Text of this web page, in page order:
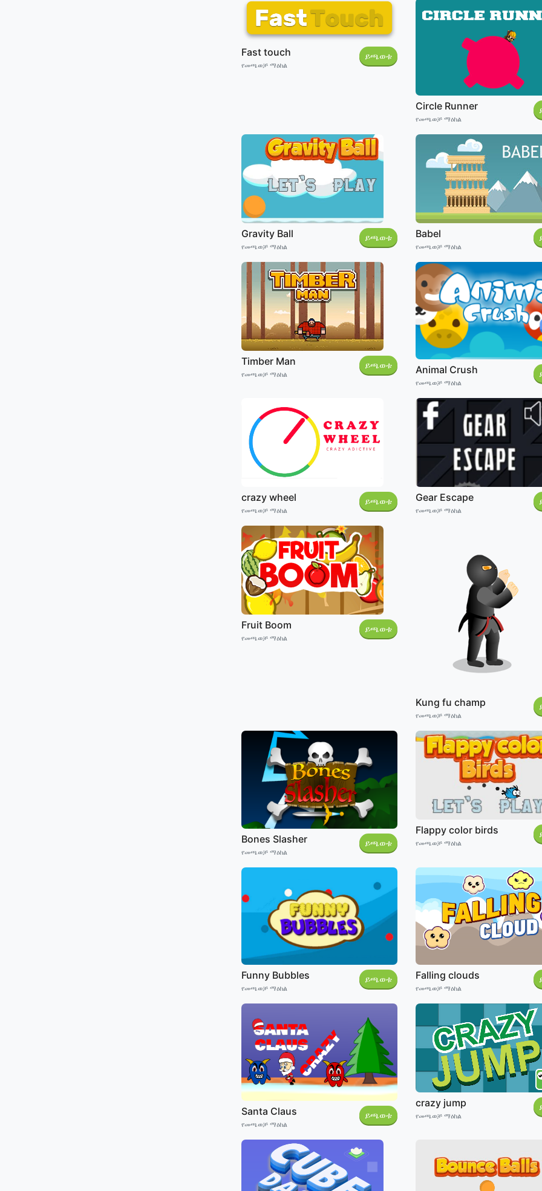
Fast touch
የመጫወቻ ማዕከል
ይጫወቱ
Circle Runner
የመጫወቻ ማዕከል
Gravity Ball
የመጫወቻ ማዕከል
ይጫወቱ Babel
የመጫወቻ ማዕከል
Timber Man
የመጫወቻ ማዕከል
ይጫወቱ Animal Crush
የመጫወቻ ማዕከል
crazy wheel
የመጫወቻ ማዕከል
ይጫወቱ Gear Escape
የመጫወቻ ማዕከል
Fruit Boom
የመጫወቻ ማዕከል
ይጫወቱ
Kung fu champ
የመጫወቻ ማዕከል
Bones Slasher
የመጫወቻ ማዕከል
ይጫወቱ
Flappy color birds
የመጫወቻ ማዕከል
Funny Bubbles
የመጫወቻ ማዕከል
ይጫወቱ Falling clouds
የመጫወቻ ማዕከል
Santa Claus
የመጫወቻ ማዕከል
ይጫወቱ
crazy jump
የመጫወቻ ማዕከል